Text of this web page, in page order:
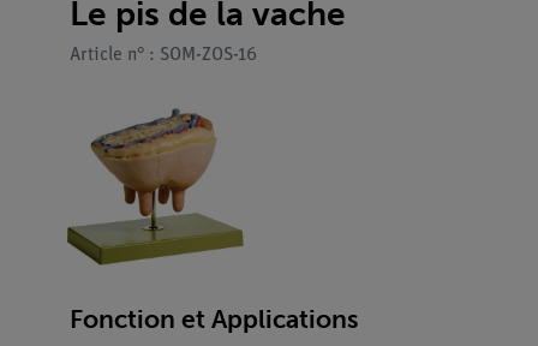
Le pis de la vache
Article n° : SOM-ZOS-16
Fonction et Applications